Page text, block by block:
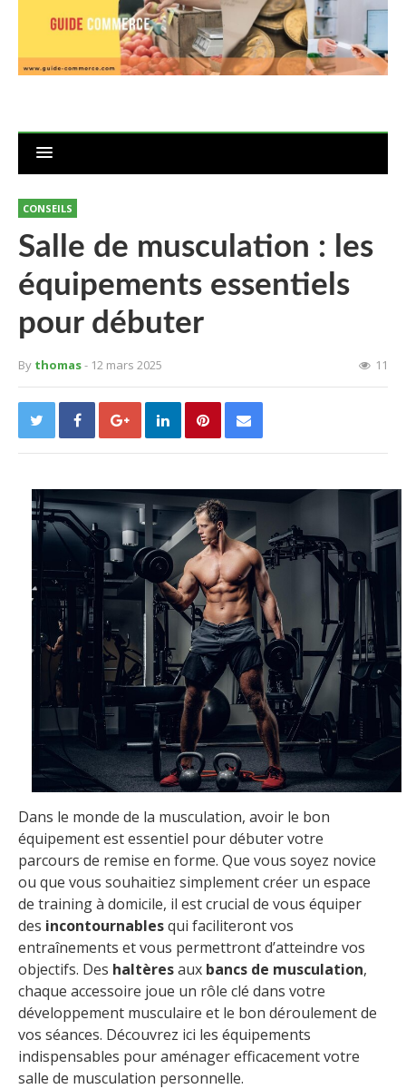
CONSEILS
Salle de musculation : les
équipements essentiels
pour débuter
By thomas- 12 mars 2025 11
Dans le monde de la musculation, avoir le bon
équipement est essentiel pour débuter votre
parcours de remise en forme. Que vous soyez novice
ou que vous souhaitiez simplement créer un espace
de training à domicile, il est crucial de vous équiper
des incontournablesqui faciliteront vos
entraînements et vous permettront d’atteindre vos
objectifs. Des haltèresaux bancs de musculation,
chaque accessoire joue un rôle clé dans votre
développement musculaire et le bon déroulement de
vos séances. Découvrez ici les équipements
indispensables pour aménager efficacement votre
salle de musculation personnelle.